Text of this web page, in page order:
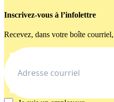
Inscrivez-vous à l’infolettre
Recevez, dans votre boîte